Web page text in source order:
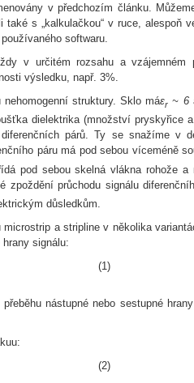
v předchozím článku.
s „kalkulačkou“ v ruce, alespoň
softwaru.
v určitém rozsahu a vzájemném
výsledku, např. 3%.
struktury. Sklo máεr ~ 6
dielektrika (množství pryskyřice
párů. Ty se snažíme v
páru má pod sebou víceméně
pod sebou skelná vlákna rohože a
zpoždění průchodu signálu
důsledkům.
a stripline v několika
signálu:
(1)
nástupné nebo sestupné
(2)